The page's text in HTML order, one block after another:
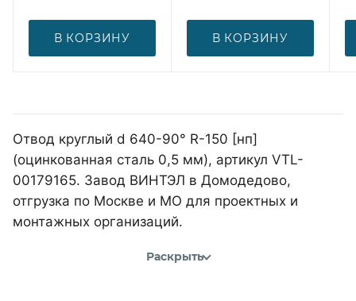
В КОРЗИНУ В КОРЗИНУ
Отвод круглый d 640-90° R-150 [нп]
(оцинкованная сталь 0,5 мм), артикул VTL-
00179165. Завод ВИНТЭЛ в Домодедово,
отгрузка по Москве и МО для проектных и
монтажных организаций.
Раскрыть